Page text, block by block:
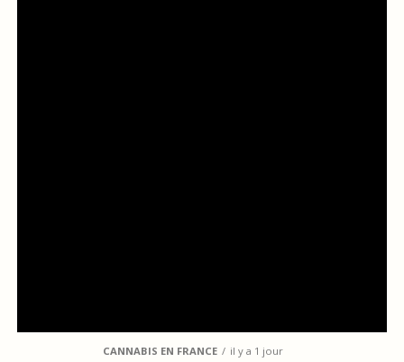
CANNABIS EN FRANCE il y a 1 jour